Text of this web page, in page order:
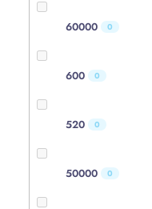
60000 0
600 0
520 0
50000 0